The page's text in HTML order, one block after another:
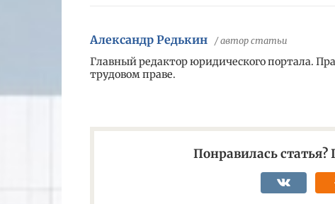
Александр Редькин / автор статьи
Главный редактор юридического портала.
трудовом праве.
Понравилась статья?